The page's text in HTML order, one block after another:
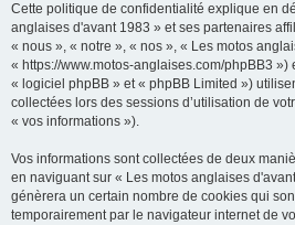
Cette politique de confidentialité explique en
anglaises d'avant 1983 » et ses partenaires
« nous », « notre », « nos », « Les motos
« https://www.motos-anglaises.com/phpBB3
« logiciel phpBB » et « phpBB Limited »)
collectées lors des sessions d’utilisation de
« vos informations »).
Vos informations sont collectées de deux
en naviguant sur « Les motos anglaises
génèrera un certain nombre de cookies qui
temporairement par le navigateur internet de